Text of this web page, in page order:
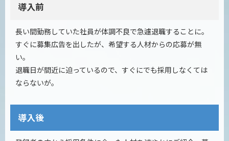
導入前
長い間勤務していた社員が体調不良で急遽退職することに。
すぐに募集広告を出したが、希望する人材からの応募が無
い。
退職日が間近に迫っているので、すぐにでも採用しなくては
ならないが。
導入後